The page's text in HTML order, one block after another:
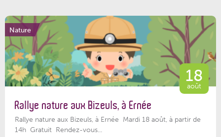
Nature
18
août
Rallye nature aux Bizeuls, à Ernée
Rallye nature aux Bizeuls, à Ernée Mardi 18 août, à partir de
14h Gratuit Rendez-vous...